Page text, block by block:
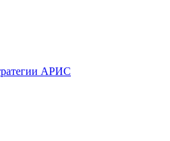
АРИС